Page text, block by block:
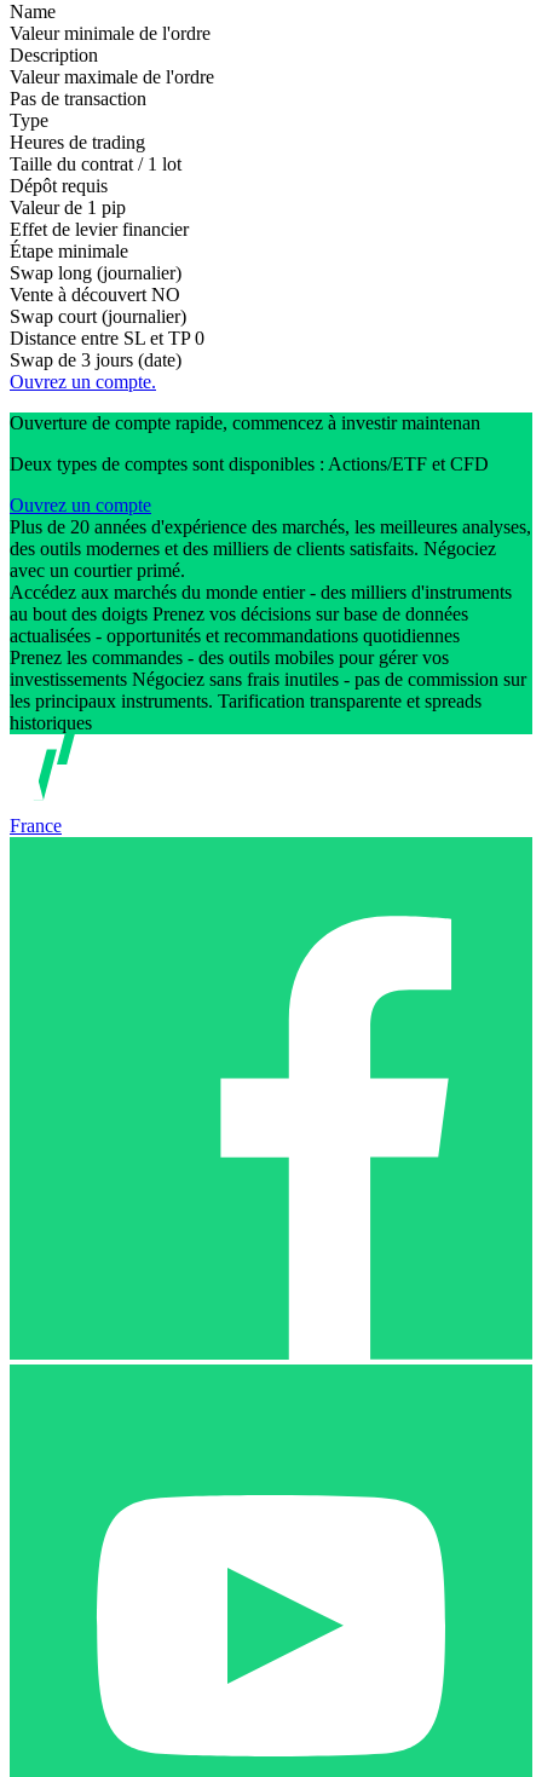
Name
Valeur minimale de l'ordre
Description
Valeur maximale de l'ordre
Pas de transaction
Type
Heures de trading
Taille du contrat / 1 lot
Dépôt requis
Valeur de 1 pip
Effet de levier financier
Étape minimale
Swap long (journalier)
Vente à découvert NO
Swap court (journalier)
Distance entre SL et TP 0
Swap de 3 jours (date)
Ouvrez un compte.
Ouverture de compte rapide, commencez à investir maintenan
Deux types de comptes sont disponibles : Actions/ETF et CFD
Ouvrez un compte
Plus de 20 années d'expérience des marchés, les meilleures analyses,
des outils modernes et des milliers de clients satisfaits. Négociez
avec un courtier primé.
Accédez aux marchés du monde entier - des milliers d'instruments
au bout des doigts Prenez vos décisions sur base de données
actualisées - opportunités et recommandations quotidiennes
Prenez les commandes - des outils mobiles pour gérer vos
investissements Négociez sans frais inutiles - pas de commission sur
les principaux instruments. Tarification transparente et spreads
historiques
France